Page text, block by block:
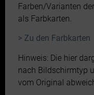
Farben/Varianten
als Farbkarten.
> Zu den Farbkarten
Hinweis: Die hier
nach Bildschirmtyp
vom Original